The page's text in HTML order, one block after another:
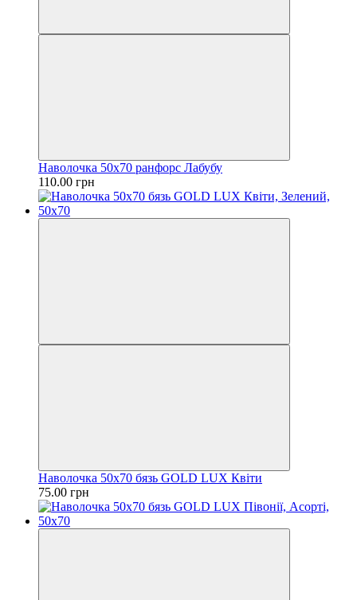
Наволочка 50х70 ранфорс Лабубу
110.00 грн
Наволочка 50х70 бязь GOLD LUX Квіти
75.00 грн